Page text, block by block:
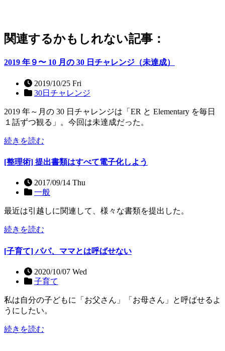
関連するかもしれない記事：
2019 年９〜 10 月の 30 日チャレンジ（未達成）
2019/10/25 Fri
30日チャレンジ
2019 年～月の 30 日チャレンジは「ER と Elementary を毎日
１話ずつ観る」。今回は未達成だった。
続きを読む
[整理術] 提出書類はすべて電子化しよう
2017/09/14 Thu
一般
最近は引越しに関連して、様々な書類を提出した。
続きを読む
[子育て] パパ、ママとは呼ばせない
2020/10/07 Wed
子育て
私は自分の子どもに「お父さん」「お母さん」と呼ばせるよ
うにしたい。
続きを読む